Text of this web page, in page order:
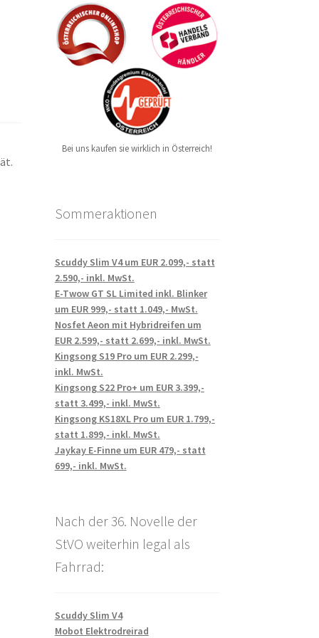
Bei uns kaufen sie wirklich in Österreich!
Sommeraktionen
Scuddy Slim V4 um EUR 2.099,- statt
2.590,- inkl. MwSt.
E-Twow GT SL Limited inkl. Blinker
um EUR 999,- statt 1.049,- MwSt.
Nosfet Aeon mit Hybridreifen um
EUR 2.599,- statt 2.699,- inkl. MwSt.
Kingsong S19 Pro um EUR 2.299,-
inkl. MwSt.
Kingsong S22 Pro+ um EUR 3.399,-
statt 3.499,- inkl. MwSt.
Kingsong KS18XL Pro um EUR 1.799,-
statt 1.899,- inkl. MwSt.
Jaykay E-Finne um EUR 479,- statt
699,- inkl. MwSt.
Nach der 36. Novelle der
StVO weiterhin legal als
Fahrrad:
Scuddy Slim V4
Mobot Elektrodreirad